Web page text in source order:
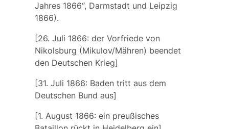
Jahres 1866“, Darmstadt und Leipzig
1866).
[26. Juli 1866: der Vorfriede von
Nikolsburg (Mikulov/Mähren) beendet
den Deutschen Krieg]
[31. Juli 1866: Baden tritt aus dem
Deutschen Bund aus]
[1. August 1866: ein preußisches